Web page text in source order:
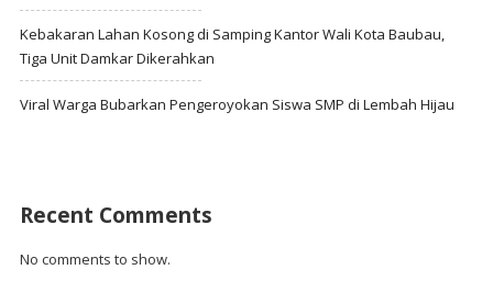
Kebakaran Lahan Kosong di Samping Kantor Wali Kota Baubau,
Tiga Unit Damkar Dikerahkan
Viral Warga Bubarkan Pengeroyokan Siswa SMP di Lembah Hijau
Recent Comments
No comments to show.